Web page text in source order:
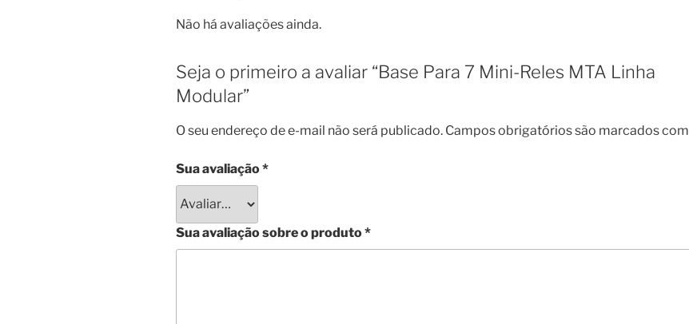
Não há avaliações ainda.
Seja o primeiro a avaliar “Base Para 7 Mini-Reles MTA Linha
Modular”
O seu endereço de e-mail não será publicado. Campos obrigatórios são marcados com
Sua avaliação*
Sua avaliação sobre o produto*